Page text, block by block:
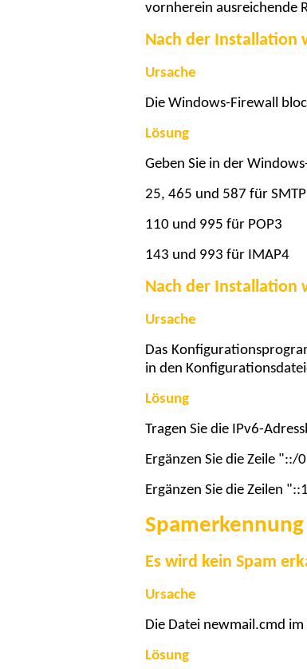
vornherein ausreichende
Nach der Installation
Ursache
Die Windows-Firewall
Lösung
Geben Sie in der
25, 465 und 587 für SMTP
110 und 995 für POP3
143 und 993 für IMAP4
Nach der Installation
Ursache
Das
in den
Lösung
Tragen Sie die IPv6-
Ergänzen Sie die Zeile
Ergänzen Sie die Zeilen
Spamerkennung
Es wird kein Spam
Ursache
Die Datei newmail.cmd
Lösung